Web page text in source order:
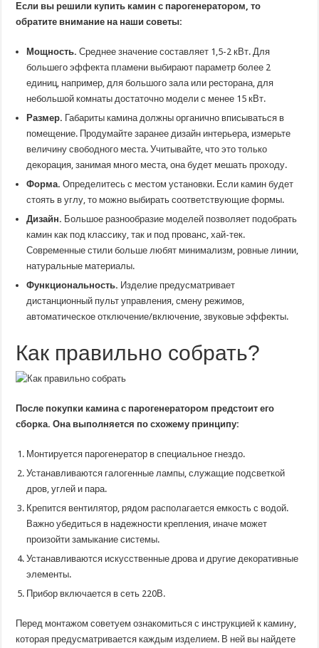
Если вы решили купить камин с парогенератором, то
обратите внимание на наши советы:
Мощность. Среднее значение составляет 1,5-2 кВт. Для
большего эффекта пламени выбирают параметр более 2
единиц, например, для большого зала или ресторана, для
небольшой комнаты достаточно модели с менее 15 кВт.
Размер. Габариты камина должны органично вписываться в
помещение. Продумайте заранее дизайн интерьера, измерьте
величину свободного места. Учитывайте, что это только
декорация, занимая много места, она будет мешать проходу.
Форма. Определитесь с местом установки. Если камин будет
стоять в углу, то можно выбирать соответствующие формы.
Дизайн. Большое разнообразие моделей позволяет подобрать
камин как под классику, так и под прованс, хай-тек.
Современные стили больше любят минимализм, ровные линии,
натуральные материалы.
Функциональность. Изделие предусматривает
дистанционный пульт управления, смену режимов,
автоматическое отключение/включение, звуковые эффекты.
Как правильно собрать?
После покупки камина с парогенератором предстоит его
сборка. Она выполняется по схожему принципу:
Монтируется парогенератор в специальное гнездо.
Устанавливаются галогенные лампы, служащие подсветкой
дров, углей и пара.
Крепится вентилятор, рядом располагается емкость с водой.
Важно убедиться в надежности крепления, иначе может
произойти замыкание системы.
Устанавливаются искусственные дрова и другие декоративные
элементы.
Прибор включается в сеть 220В.
Перед монтажом советуем ознакомиться с инструкцией к камину,
которая предусматривается каждым изделием. В ней вы найдете